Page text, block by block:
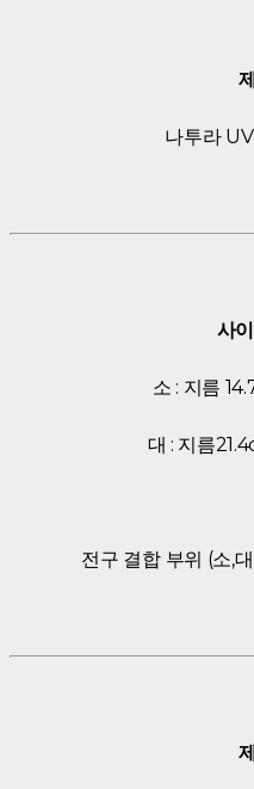
나투라
사
소 : 지름
대 : 지름
전구 결합 부위 (소,